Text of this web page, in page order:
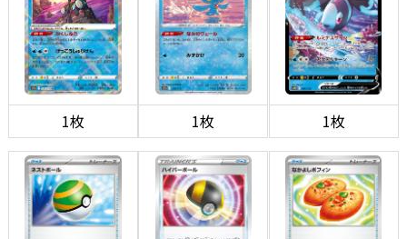
1枚 1枚 1枚